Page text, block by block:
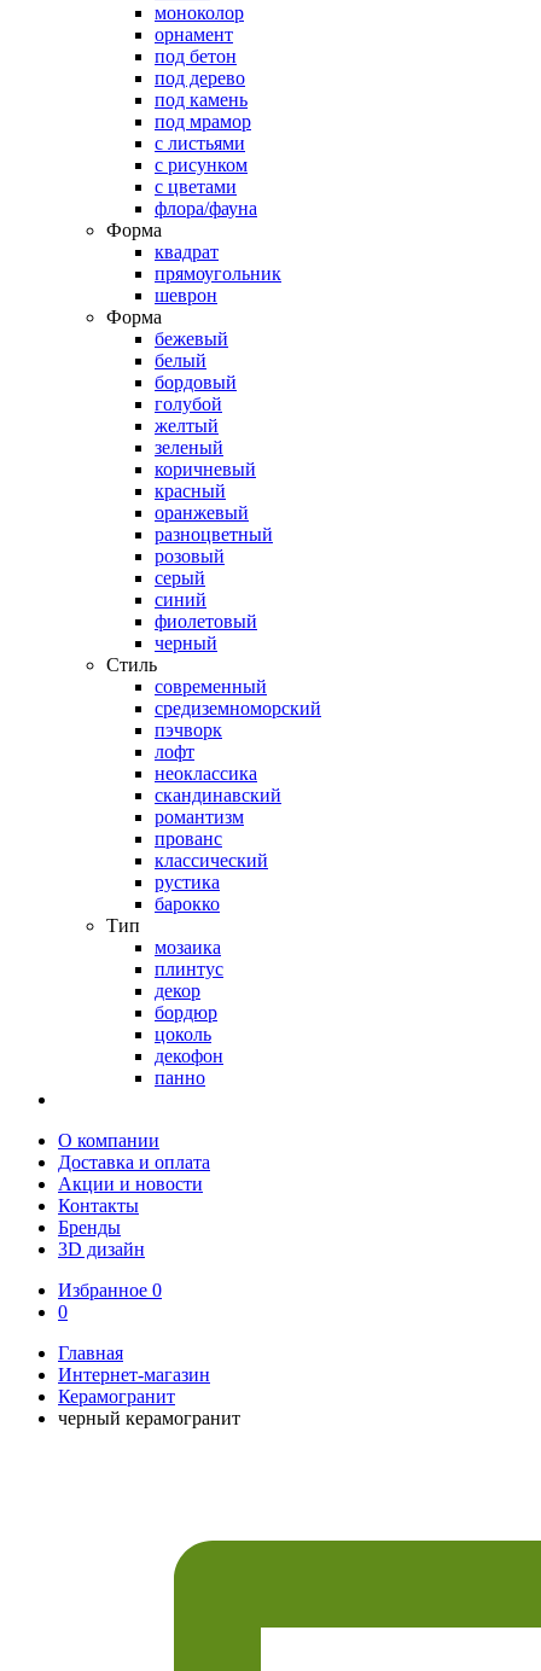
моноколор
орнамент
под бетон
под дерево
под камень
под мрамор
с листьями
с рисунком
с цветами
флора/фауна
Форма
квадрат
прямоугольник
шеврон
Форма
бежевый
белый
бордовый
голубой
желтый
зеленый
коричневый
красный
оранжевый
разноцветный
розовый
серый
синий
фиолетовый
черный
Стиль
современный
средиземноморский
пэчворк
лофт
неоклассика
скандинавский
романтизм
прованс
классический
рустика
барокко
Тип
мозаика
плинтус
декор
бордюр
цоколь
декофон
панно
О компании
Доставка и оплата
Акции и новости
Контакты
Бренды
3D дизайн
Избранное 0
0
Главная
Интернет-магазин
Керамогранит
черный керамогранит